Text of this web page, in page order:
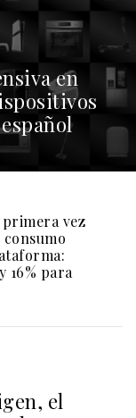
en
vez
consumo
16% para
el